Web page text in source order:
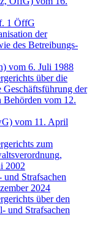
1 ÖffG
der
des Betreibungs-
vom 6. Juli 1988
über die
der
Behörden vom 12.
vom 11. April
zum
2002
Strafsachen
2024
über den
und Strafsachen